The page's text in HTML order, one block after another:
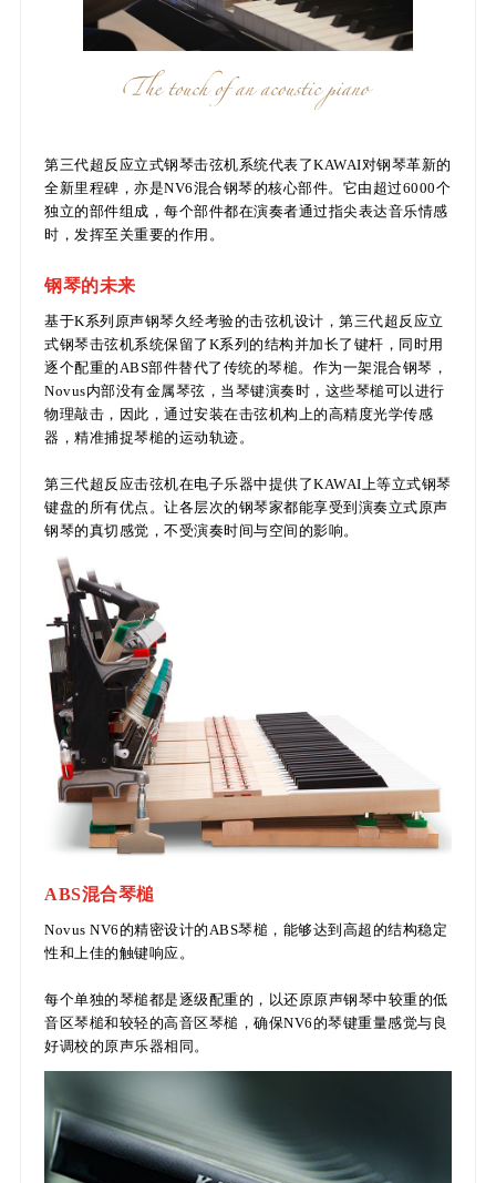
第三代超反应立式钢琴击弦机系统代表了KAWAI对钢琴革新的
全新里程碑，亦是NV6混合钢琴的核心部件。它由超过6000个
独立的部件组成，每个部件都在演奏者通过指尖表达音乐情感
时，发挥至关重要的作用。
钢琴的未来
基于K系列原声钢琴久经考验的击弦机设计，第三代超反应立
式钢琴击弦机系统保留了K系列的结构并加长了键杆，同时用
逐个配重的ABS部件替代了传统的琴槌。作为一架混合钢琴，
Novus内部没有金属琴弦，当琴键演奏时，这些琴槌可以进行
物理敲击，因此，通过安装在击弦机构上的高精度光学传感
器，精准捕捉琴槌的运动轨迹。
第三代超反应击弦机在电子乐器中提供了KAWAI上等立式钢琴
键盘的所有优点。让各层次的钢琴家都能享受到演奏立式原声
钢琴的真切感觉，不受演奏时间与空间的影响。
ABS混合琴槌
Novus NV6的精密设计的ABS琴槌，能够达到高超的结构稳定
性和上佳的触键响应。
每个单独的琴槌都是逐级配重的，以还原原声钢琴中较重的低
音区琴槌和较轻的高音区琴槌，确保NV6的琴键重量感觉与良
好调校的原声乐器相同。